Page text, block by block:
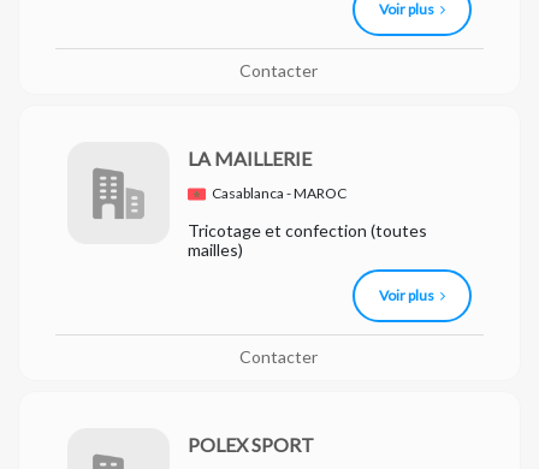
Voir plus
Contacter
LA MAILLERIE
Casablanca - MAROC
Tricotage et confection (toutes
mailles)
Voir plus
Contacter
POLEX SPORT